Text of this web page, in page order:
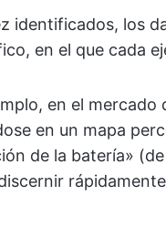
identificados, los
en el que cada
en el
en un mapa
de la batería»